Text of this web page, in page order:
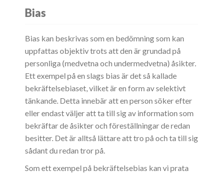
Bias
Bias kan beskrivas som en bedömning som kan
uppfattas objektiv trots att den är grundad på
personliga (medvetna och undermedvetna) åsikter.
Ett exempel på en slags bias är det så kallade
bekräftelsebiaset, vilket är en form av selektivt
tänkande. Detta innebär att en person söker efter
eller endast väljer att ta till sig av information som
bekräftar de åsikter och föreställningar de redan
besitter. Det är alltså lättare att tro på och ta till sig
sådant du redan tror på.
Som ett exempel på bekräftelsebias kan vi prata